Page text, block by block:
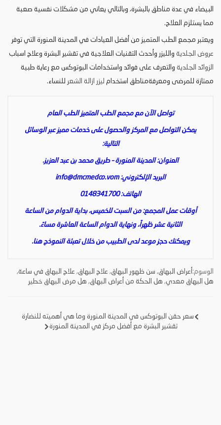
البيضاء في عدة مناطق بالبشرة، وبالتالي يعاني من مشكلات نفسية صعبة
مما يستلزم العلاج.
ويعتبر مجمع الطب المتميز من أفضل العيادات في المدينة المنورة التي توفر
عروض الجلدية والليزر وأحدث التقنيات العلاجية في تقشير البشرة وعلاج اسباب
الزوائد الجلدية والتعرف على فوائد واستخدامات البوتوكس مع رعاية طبية
ممتازة للمرضى ومعرفةمناطق استخدام ليزر ازالة الشعر للنساء.
تواصل الآن مع مجمع الطب المتميز الطب العام
يمكن التواصل مع المركز والحصول على خدمات مميز عبر الوسائل
التالية:
العنوان: المدينة المنورة – طريق محمد بن عبد العزيز.
البريد الإلكتروني:info@dmcmedco.vom
الهاتف: 0148341700
أوقات عمل المجمع: من السبت للخميس، بداية الدوام من الساعة
الثانية عشر ظهراً، ونهاية الدوام الساعة العاشرة مساءً.
ويمكنك حجز موعد لدى الطبيب من خلال تعبئة النموذجهنا.
الوسوم: أعراض البهاق, سن ظهور البهاق, علاج البهاق, علاج البهاق في ساعة,
هل البهاق معدي, هل الحكة من أعراض البهاق, هل مرض البهاق خطير
تصفّح
سعر حقن البوتوكس في المدينة المنورة وما هي أهميته للنضارة
تقشير البشرة مع أفضل مركز في المدينة المنورة